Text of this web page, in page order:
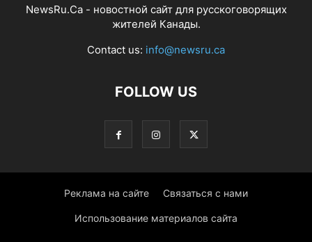
NewsRu.Ca - новостной сайт для русскоговорящих
жителей Канады.
Contact us: info@newsru.ca
FOLLOW US
Реклама на сайте Связаться с нами
Использование материалов сайта